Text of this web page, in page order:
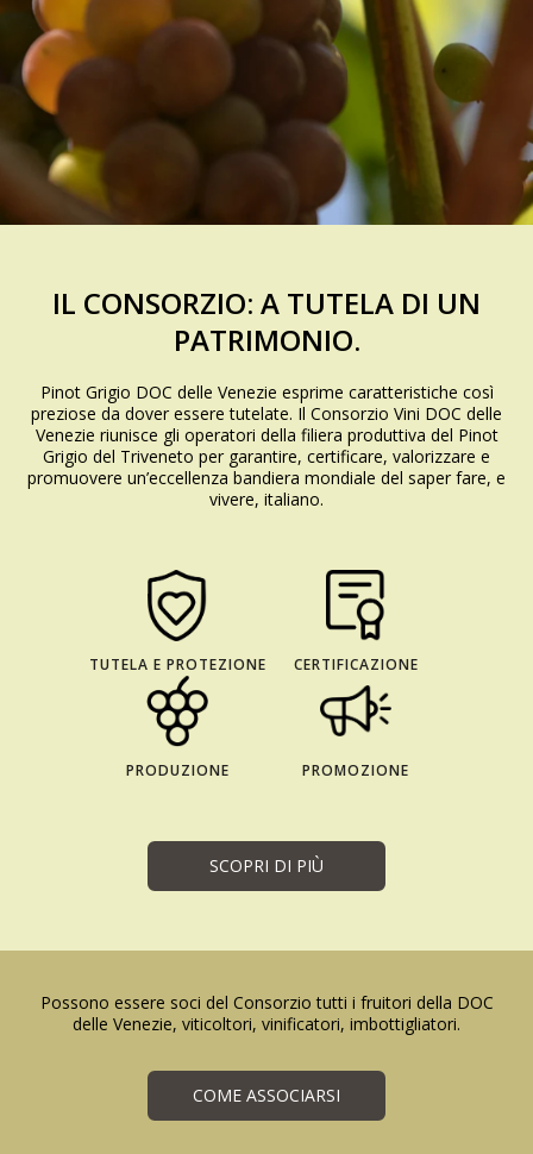
IL CONSORZIO: A TUTELA DI UN
PATRIMONIO.
Pinot Grigio DOC delle Venezie esprime caratteristiche così
preziose da dover essere tutelate. Il Consorzio Vini DOC delle
Venezie riunisce gli operatori della filiera produttiva del Pinot
Grigio del Triveneto per garantire, certificare, valorizzare e
promuovere un’eccellenza bandiera mondiale del saper fare, e
vivere, italiano.
TUTELA E PROTEZIONE CERTIFICAZIONE
PRODUZIONE PROMOZIONE
SCOPRI DI PIÙ
Possono essere soci del Consorzio tutti i fruitori della DOC
delle Venezie, viticoltori, vinificatori, imbottigliatori.
COME ASSOCIARSI